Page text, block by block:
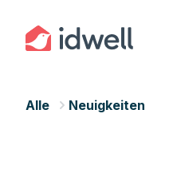
Alle Neuigkeiten